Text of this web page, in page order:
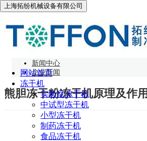
上海拓纷机械设备有限公司
网站首页
冻干机
实验室冻干机
中试型冻干机
小型冻干机
制药冻干机
食品冻干机
企业新闻
新闻中心
企业新闻
熊胆冻干粉冻干机原理及作用